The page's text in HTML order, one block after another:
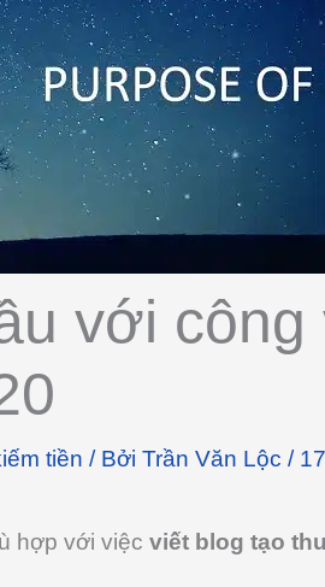
với
tiền / Bởi Trần Văn Lộc /
hợp với việc viết blog tạo